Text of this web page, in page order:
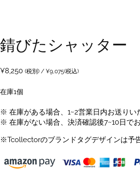
錆びたシャッター
¥8,250 (税別) / ¥9,075(税込)
在庫1個
※ 在庫がある場合、1~2営業日内お送りい
※ 在庫がない場合、決済確認後7~10日で
※Tcollectorのブランドタグデザインは予